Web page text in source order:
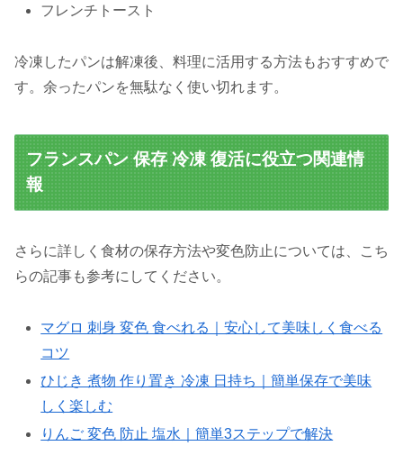
フレンチトースト
冷凍したパンは解凍後、料理に活用する方法もおすすめで
す。余ったパンを無駄なく使い切れます。
フランスパン 保存 冷凍 復活に役立つ関連情
報
さらに詳しく食材の保存方法や変色防止については、こち
らの記事も参考にしてください。
マグロ 刺身 変色 食べれる｜安心して美味しく食べる
コツ
ひじき 煮物 作り置き 冷凍 日持ち｜簡単保存で美味
しく楽しむ
りんご 変色 防止 塩水｜簡単3ステップで解決